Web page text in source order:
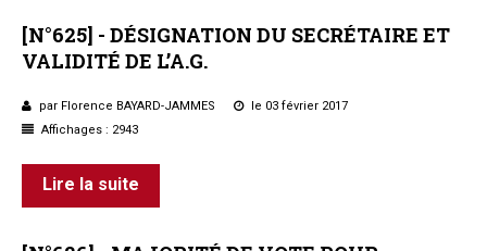
[N°625] - DÉSIGNATION DU SECRÉTAIRE ET
VALIDITÉ DE L’A.G.
par Florence BAYARD-JAMMES
le 03 février 2017
Affichages : 2943
Lire la suite